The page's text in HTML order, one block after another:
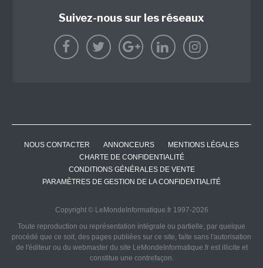
Suivez-nous sur les réseaux
NOUS CONTACTER ANNONCEURS
MENTIONS LÉGALES
CHARTE DE CONFIDENTIALITÉ
CONDITIONS GÉNÉRALES DE VENTE
PARAMÈTRES DE GESTION DE LA CONFIDENTIALITÉ
Copyright © LeMondeInformatique.fr 1997-2026
Toute reproduction ou représentation intégrale ou partielle, par quelque
procédé que ce soit, des pages publiées sur ce site, faite sans l'autorisation
de l'éditeur ou du webmaster du site LeMondeInformatique.fr est illicite et
constitue une contrefaçon.